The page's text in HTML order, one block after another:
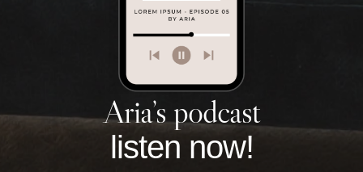
Aria’s podcast
listen now!